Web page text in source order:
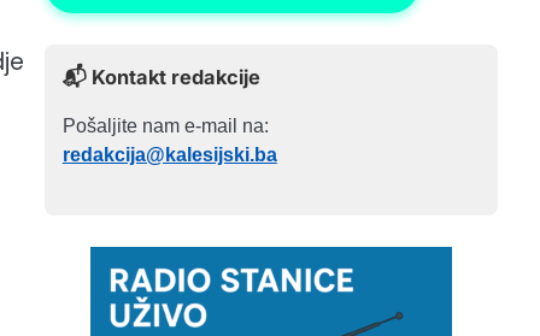
📬 Kontakt redakcije
Pošaljite nam e-mail na:
redakcija@kalesijski.ba